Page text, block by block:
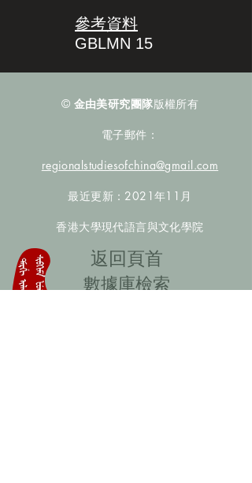
參考資料
GBLMN 15
© 金由美研究團隊版權所有
電子郵件：
regionalstudiesofchina@gmail.com
最近更新：2021年11月
香港大學現代語言與文化學院
​返回頁首
數據庫檢索